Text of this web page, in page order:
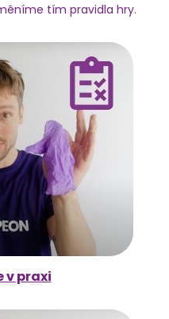
tím pravidla hry.
v praxi